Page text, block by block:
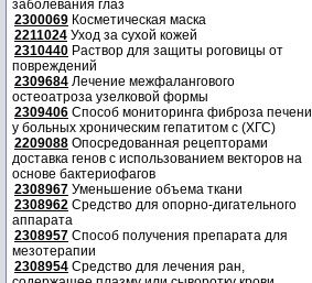
заболевания глаз
2300069 Косметическая маска
2211024 Уход за сухой кожей
2310440 Раствор для защиты роговицы от
повреждений
2309684 Лечение межфалангового
остеоатроза узелковой формы
2309406 Способ мониторинга фиброза печени
у больных хроническим гепатитом с (ХГС)
2209088 Опосредованная рецепторами
доставка генов с использованием векторов на
основе бактериофагов
2308967 Уменьшение объема ткани
2308962 Средство для опорно-дигательного
аппарата
2308957 Способ получения препарата для
мезотерапии
2308954 Средство для лечения ран,